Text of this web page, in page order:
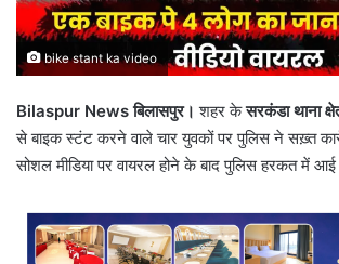
bike stant ka video
Bilaspur News बिलासपुर। शहर केसरकंडा थाना
से बाइक स्टंट करने वाले चार युवकों पर पुलिस ने सख़्त
सोशल मीडिया पर वायरल होने के बाद पुलिस हरकत में